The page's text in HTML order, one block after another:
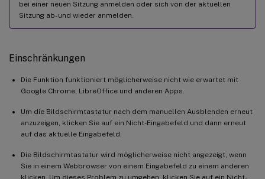
bei einer neuen Sitzung anmelden oder sich von der aktuellen
Sitzung ab- und wieder anmelden.
Einschränkungen
Die Funktion funktioniert möglicherweise nicht wie erwartet mit
Google Chrome, LibreOffice und anderen Apps.
Um die Bildschirmtastatur nach dem manuellen Ausblenden erneut
anzuzeigen, klicken Sie auf ein Nicht-Eingabefeld und dann erneut
auf das aktuelle Eingabefeld.
Die Bildschirmtastatur wird möglicherweise nicht angezeigt, wenn
Sie in einem Webbrowser von einem Eingabefeld zu einem anderen
klicken. Um dieses Problem zu umgehen, klicken Sie auf ein Nicht-